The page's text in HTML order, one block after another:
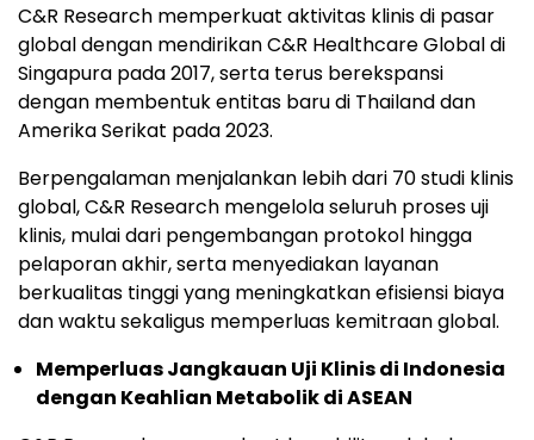
C&R Research memperkuat aktivitas klinis di pasar
global dengan mendirikan C&R Healthcare Global di
Singapura pada 2017, serta terus berekspansi
dengan membentuk entitas baru di Thailand dan
Amerika Serikat pada 2023.
Berpengalaman menjalankan lebih dari 70 studi klinis
global, C&R Research mengelola seluruh proses uji
klinis, mulai dari pengembangan protokol hingga
pelaporan akhir, serta menyediakan layanan
berkualitas tinggi yang meningkatkan efisiensi biaya
dan waktu sekaligus memperluas kemitraan global.
Memperluas Jangkauan Uji Klinis di Indonesia
dengan Keahlian Metabolik di ASEAN